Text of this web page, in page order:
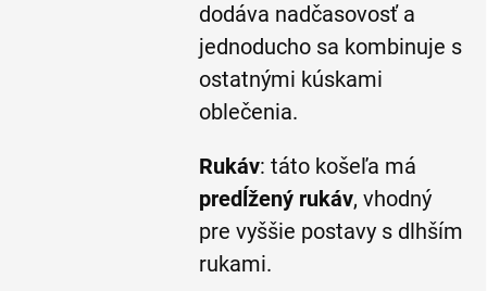
dodáva nadčasovosť a
jednoducho sa kombinuje s
ostatnými kúskami
oblečenia.
Rukáv: táto košeľa má
predĺžený rukáv, vhodný
pre vyššie postavy s dlhším
rukami.